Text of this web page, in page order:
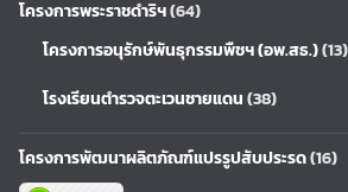
โครงการพระราชดำริฯ(64)
โครงการอนุรักษ์พันธุกรรมพืชฯ (อพ.สธ.)(13)
โรงเรียนตำรวจตะเวนชายแดน(38)
โครงการพัฒนาผลิตภัณฑ์แปรรูปสับประรด(16)